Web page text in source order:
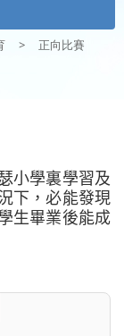
>
正向比賽
小學裏學習及
下，必能發現
生畢業後能成